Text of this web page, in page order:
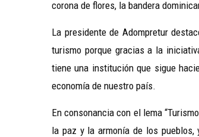
corona de flores, la bandera
La presidente de Adompretur
turismo porque gracias a la
tiene una institución que sigue
economía de nuestro país.
En consonancia con el lema
la paz y la armonía de los